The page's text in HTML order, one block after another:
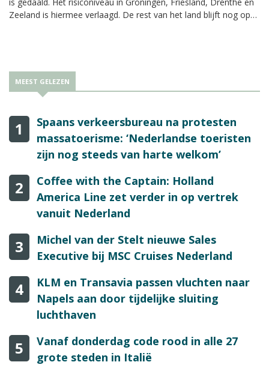
Zeeland is hiermee verlaagd. De rest van het land blijft nog op
MEEST GELEZEN
1
Spaans verkeersbureau na protesten
massatoerisme: ‘Nederlandse toeristen
zijn nog steeds van harte welkom’
2
Coffee with the Captain: Holland
America Line zet verder in op vertrek
vanuit Nederland
3
Michel van der Stelt nieuwe Sales
Executive bij MSC Cruises Nederland
4
KLM en Transavia passen vluchten naar
Napels aan door tijdelijke sluiting
luchthaven
5
Vanaf donderdag code rood in alle 27
grote steden in Italië